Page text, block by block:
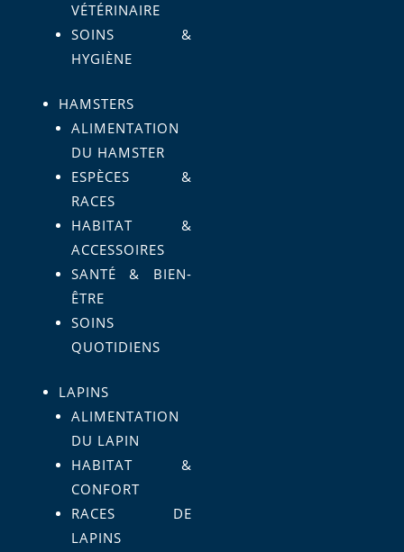
VÉTÉRINAIRE
SOINS &
HYGIÈNE
HAMSTERS
ALIMENTATION
DU HAMSTER
ESPÈCES &
RACES
HABITAT &
ACCESSOIRES
SANTÉ & BIEN-
ÊTRE
SOINS
QUOTIDIENS
LAPINS
ALIMENTATION
DU LAPIN
HABITAT &
CONFORT
RACES DE
LAPINS